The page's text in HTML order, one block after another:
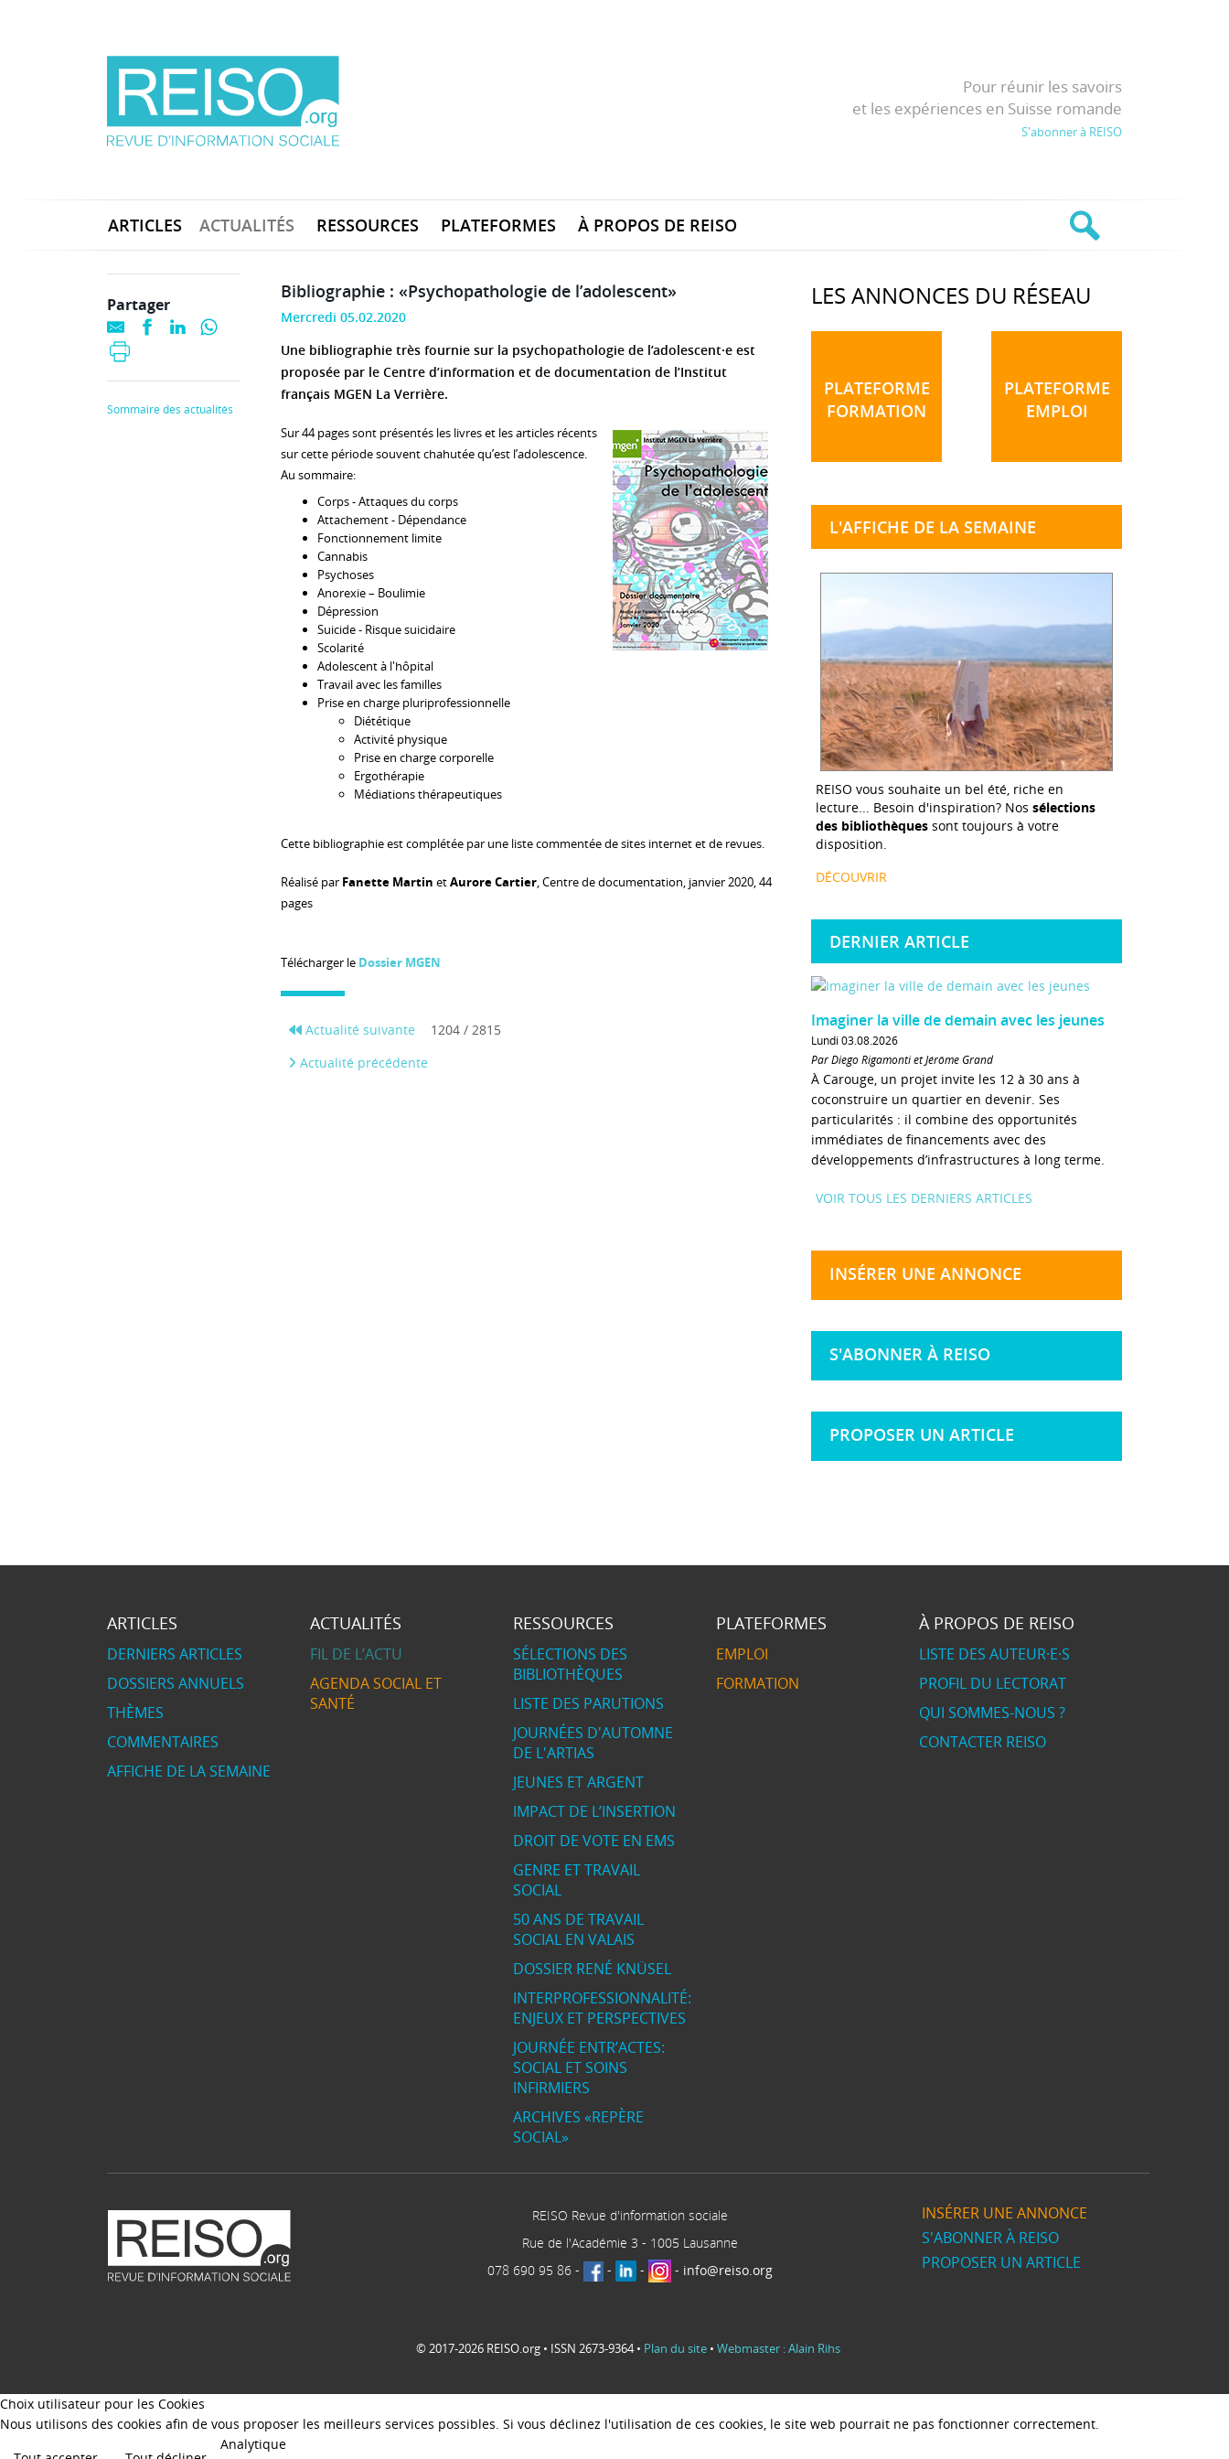
Pour réunir les savoirs
et les expériences en Suisse romande
S'abonner à REISO
ARTICLES ACTUALITÉS RESSOURCES PLATEFORMES À PROPOS DE REISO
Bibliographie : «Psychopathologie de l’adolescent»
Mercredi 05.02.2020
Une bibliographie très fournie sur la psychopathologie de l’adolescent·e est
proposée par le Centre d’information et de documentation de l’Institut
français MGEN La Verrière.
Sur 44 pages sont présentés les livres et les articles récents
sur cette période souvent chahutée qu’est l’adolescence.
Au sommaire:
Corps - Attaques du corps
Attachement - Dépendance
Fonctionnement limite
Cannabis
Psychoses
Anorexie – Boulimie
Dépression
Suicide - Risque suicidaire
Scolarité
Adolescent à l'hôpital
Travail avec les familles
Prise en charge pluriprofessionnelle
Diététique
Activité physique
Prise en charge corporelle
Ergothérapie
Médiations thérapeutiques
Cette bibliographie est complétée par une liste commentée de sites internet et de revues.
Réalisé par Fanette Martin etAurore Cartier, Centre de documentation, janvier 2020, 44
pages
Télécharger le Dossier MGEN
Actualité suivante
1204 / 2815
Actualité précédente
Partager
Sommaire des actualités
LES ANNONCES DU RÉSEAU
PLATEFORME
FORMATION
PLATEFORME
EMPLOI
L'AFFICHE DE LA SEMAINE
REISO vous souhaite un bel été, riche en
lecture... Besoin d'inspiration? Nos sélections
des bibliothèques sont toujours à votre
disposition.
DÉCOUVRIR
DERNIER ARTICLE
Imaginer la ville de demain avec les jeunes
Lundi 03.08.2026
Par Diego Rigamonti et Jérôme Grand
À Carouge, un projet invite les 12 à 30 ans à
coconstruire un quartier en devenir. Ses
particularités : il combine des opportunités
immédiates de financements avec des
développements d’infrastructures à long terme.
VOIR TOUS LES DERNIERS ARTICLES
INSÉRER UNE ANNONCE
S'ABONNER À REISO
PROPOSER UN ARTICLE
ARTICLES
DERNIERS ARTICLES
DOSSIERS ANNUELS
THÈMES
COMMENTAIRES
AFFICHE DE LA SEMAINE
ACTUALITÉS
FIL DE L’ACTU
AGENDA SOCIAL ET
SANTÉ
RESSOURCES
SÉLECTIONS DES
BIBLIOTHÈQUES
LISTE DES PARUTIONS
JOURNÉES D'AUTOMNE
DE L'ARTIAS
JEUNES ET ARGENT
IMPACT DE L’INSERTION
DROIT DE VOTE EN EMS
GENRE ET TRAVAIL
SOCIAL
50 ANS DE TRAVAIL
SOCIAL EN VALAIS
DOSSIER RENÉ KNÜSEL
INTERPROFESSIONNALITÉ:
ENJEUX ET PERSPECTIVES
JOURNÉE ENTR’ACTES:
SOCIAL ET SOINS
INFIRMIERS
ARCHIVES «REPÈRE
SOCIAL»
PLATEFORMES
EMPLOI
FORMATION
À PROPOS DE REISO
LISTE DES AUTEUR·E·S
PROFIL DU LECTORAT
QUI SOMMES-NOUS ?
CONTACTER REISO
REISO Revue d'information sociale
Rue de l'Académie 3 - 1005 Lausanne
078 690 95 86 - - - - info@reiso.org
INSÉRER UNE ANNONCE
S'ABONNER À REISO
PROPOSER UN ARTICLE
© 2017-2026 REISO.org • ISSN 2673-9364 • Plan du site • Webmaster : Alain Rihs
Choix utilisateur pour les Cookies
Nous utilisons des cookies afin de vous proposer les meilleurs services possibles. Si vous déclinez l'utilisation de ces cookies, le site web pourrait ne pas fonctionner correctement.
Analytique